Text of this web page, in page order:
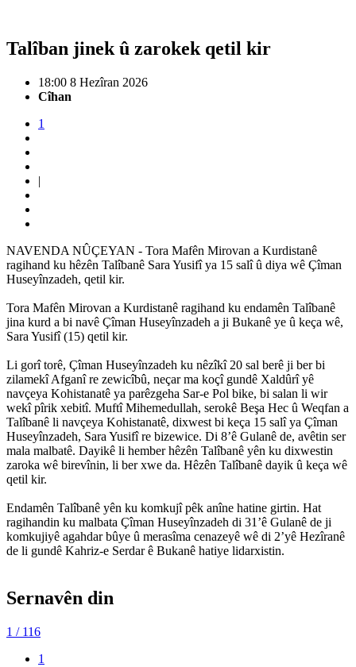
Talîban jinek û zarokek qetil kir
18:00 8 Hezîran 2026
Cîhan
1
|
NAVENDA NÛÇEYAN - Tora Mafên Mirovan a Kurdistanê
ragihand ku hêzên Talîbanê Sara Yusifî ya 15 salî û diya wê Çîman
Huseyînzadeh, qetil kir.
Tora Mafên Mirovan a Kurdistanê ragihand ku endamên Talîbanê
jina kurd a bi navê Çîman Huseyînzadeh a ji Bukanê ye û keça wê,
Sara Yusifî (15) qetil kir.
Li gorî torê, Çîman Huseyînzadeh ku nêzîkî 20 sal berê ji ber bi
zilamekî Afganî re zewicîbû, neçar ma koçî gundê Xaldûrî yê
navçeya Kohistanatê ya parêzgeha Sar-e Pol bike, bi salan li wir
wekî pîrik xebitî. Muftî Mihemedullah, serokê Beşa Hec û Weqfan a
Talîbanê li navçeya Kohistanatê, dixwest bi keça 15 salî ya Çîman
Huseyînzadeh, Sara Yusifî re bizewice. Di 8’ê Gulanê de, avêtin ser
mala malbatê. Dayikê li hember hêzên Talîbanê yên ku dixwestin
zaroka wê birevînin, li ber xwe da. Hêzên Talîbanê dayik û keça wê
qetil kir.
Endamên Talîbanê yên ku komkujî pêk anîne hatine girtin. Hat
ragihandin ku malbata Çîman Huseyînzadeh di 31’ê Gulanê de ji
komkujiyê agahdar bûye û merasîma cenazeyê wê di 2’yê Hezîranê
de li gundê Kahriz-e Serdar ê Bukanê hatiye lidarxistin.
Sernavên din
1 / 116
1